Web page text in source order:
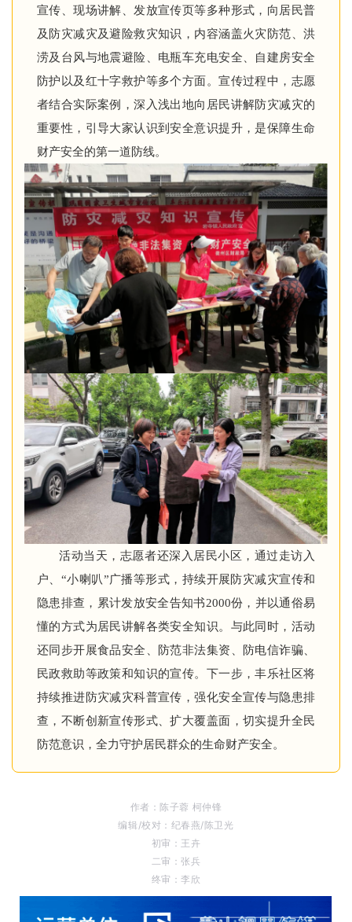
宣传、现场讲解、发放宣传页等多种形式，向居民普
及防灾减灾及避险救灾知识，内容涵盖火灾防范、洪
涝及台风与地震避险、电瓶车充电安全、自建房安全
防护以及红十字救护等多个方面。宣传过程中，志愿
者结合实际案例，深入浅出地向居民讲解防灾减灾的
重要性，引导大家认识到安全意识提升，是保障生命
财产安全的第一道防线。
活动当天，志愿者还深入居民小区，通过走访入
户、“小喇叭”广播等形式，持续开展防灾减灾宣传和
隐患排查，累计发放安全告知书2000份，并以通俗易
懂的方式为居民讲解各类安全知识。与此同时，活动
还同步开展食品安全、防范非法集资、防电信诈骗、
民政救助等政策和知识的宣传。下一步，丰乐社区将
持续推进防灾减灾科普宣传，强化安全宣传与隐患排
查，不断创新宣传形式、扩大覆盖面，切实提升全民
防范意识，全力守护居民群众的生命财产安全。
作者：陈子蓉 柯仲锋
编辑/校对：纪春燕/陈卫光
初审：王卉
二审：张兵
终审：李欣